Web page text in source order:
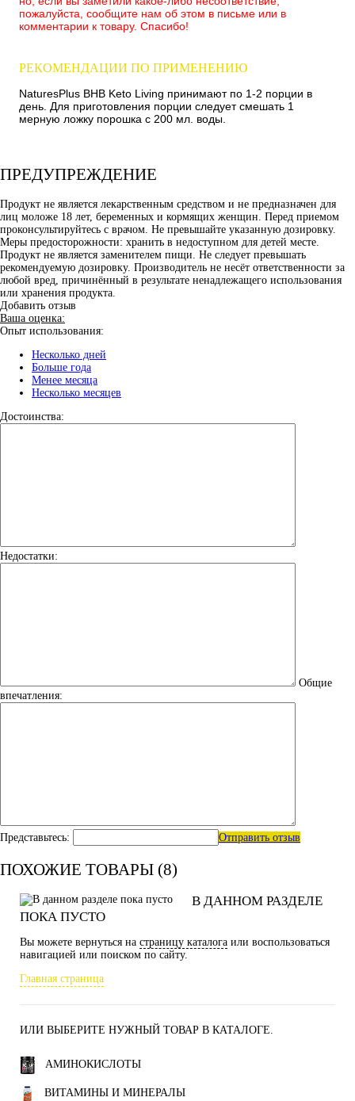
пожалуйста, сообщите нам об этом в письме или в
комментарии к товару. Спасибо!
РЕКОМЕНДАЦИИ ПО ПРИМЕНЕНИЮ
NaturesPlus BHB Keto Living принимают по 1-2 порции в
день. Для приготовления порции следует смешать 1
мерную ложку порошка с 200 мл. воды.
ПРЕДУПРЕЖДЕНИЕ
Продукт не является лекарственным средством и не предназначен для
лиц моложе 18 лет, беременных и кормящих женщин. Перед приемом
проконсультируйтесь с врачом. Не превышайте указанную дозировку.
Меры предосторожности: хранить в недоступном для детей месте.
Продукт не является заменителем пищи. Не следует превышать
рекомендуемую дозировку. Производитель не несёт ответственности за
любой вред, причинённый в результате ненадлежащего использования
или хранения продукта.
Добавить отзыв
Ваша оценка:
Опыт использования:
Несколько дней
Больше года
Менее месяца
Несколько месяцев
Достоинства:
Недостатки:
Общие
впечатления:
Представьтесь: Отправить отзыв
ПОХОЖИЕ ТОВАРЫ (8)
В ДАННОМ РАЗДЕЛЕ
ПОКА ПУСТО
Вы можете вернуться на страницу каталога или воспользоваться
навигацией или поиском по сайту.
Главная страница
ИЛИ ВЫБЕРИТЕ НУЖНЫЙ ТОВАР В КАТАЛОГЕ.
АМИНОКИСЛОТЫ
ВИТАМИНЫ И МИНЕРАЛЫ